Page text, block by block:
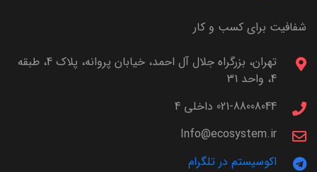
شفافیت برای کسب و کار
تهران، بزرگراه جلال آل احمد، خیابان پروانه، پلاک 4، طبقه
4، واحد 31
021-88008044 داخلی 4
Info@ecosystem.ir
اکوسیستم در تلگرام